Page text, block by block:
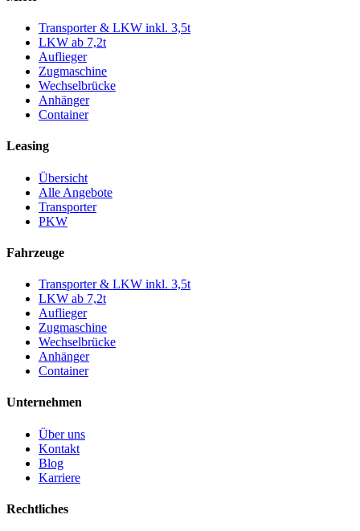
Transporter & LKW inkl. 3,5t
LKW ab 7,2t
Auflieger
Zugmaschine
Wechselbrücke
Anhänger
Container
Leasing
Übersicht
Alle Angebote
Transporter
PKW
Fahrzeuge
Transporter & LKW inkl. 3,5t
LKW ab 7,2t
Auflieger
Zugmaschine
Wechselbrücke
Anhänger
Container
Unternehmen
Über uns
Kontakt
Blog
Karriere
Rechtliches